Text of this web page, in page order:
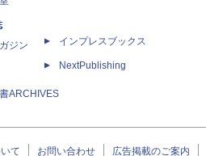
ジン
ARCHIVES
インプレスブックス
NextPublishing
て お問い合わせ 広告掲載のご案内